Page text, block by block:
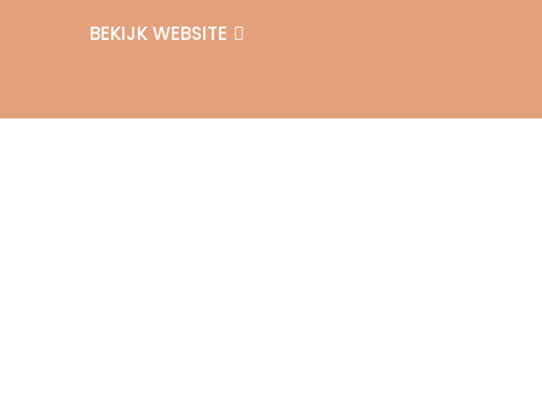
BEKIJK WEBSITE